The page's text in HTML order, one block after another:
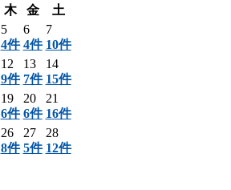
木 金
土
5
4件
6
4件
7
10件
12
9件
13
7件
14
15件
19
6件
20
6件
21
16件
26
8件
27
5件
28
12件